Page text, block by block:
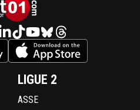
LIGUE 2
ASSE